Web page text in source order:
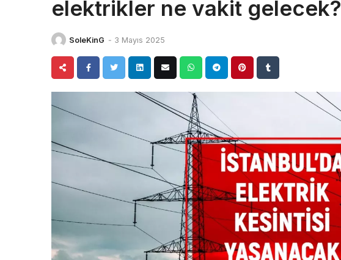
elektrikler ne vakit gelecek?
SoleKinG - 3 Mayıs 2025